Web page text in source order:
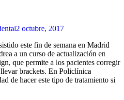
2 octubre, 2017
este fin de semana en Madrid
a un curso de actualización en
que permite a los pacientes corregir
brackets. En Policlínica
de hacer este tipo de tratamiento si